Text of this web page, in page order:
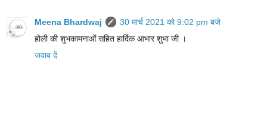
Meena Bhardwaj
30 मार्च 2021 को 9:02 pm बजे
होली की शुभकामनाओं सहित हार्दिक आभार शुभा जी ।
जवाब दें